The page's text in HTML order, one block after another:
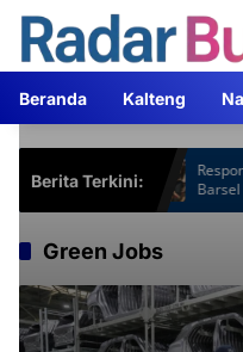
Langsung
konten
Beranda Kalteng
Berita Terkini:
Gardu
Lebih
Respons
Barsel
Knalpot
Green Jobs